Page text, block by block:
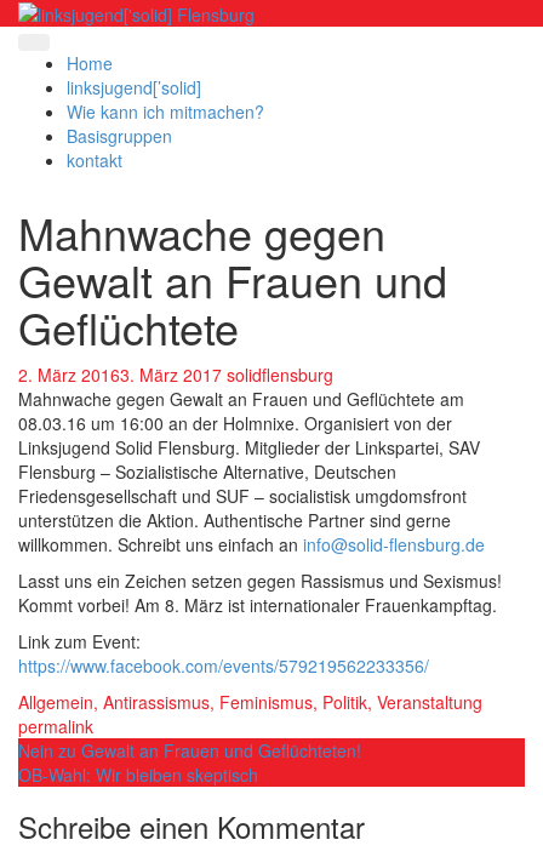
Skip
content
Home
linksjugend[’solid]
Wie kann ich mitmachen?
Basisgruppen
kontakt
Mahnwache gegen
Gewalt an Frauen und
Geflüchtete
2. März 20163. März 2017 solidflensburg
Mahnwache gegen Gewalt an Frauen und Geflüchtete am
08.03.16 um 16:00 an der Holmnixe. Organisiert von der
Linksjugend Solid Flensburg. Mitglieder der Linkspartei, SAV
Flensburg – Sozialistische Alternative, Deutschen
Friedensgesellschaft und SUF – socialistisk umgdomsfront
unterstützen die Aktion. Authentische Partner sind gerne
willkommen. Schreibt uns einfach an info@solid-flensburg.de
Lasst uns ein Zeichen setzen gegen Rassismus und Sexismus!
Kommt vorbei! Am 8. März ist internationaler Frauenkampftag.
Link zum Event:
https://www.facebook.com/events/579219562233356/
Allgemein, Antirassismus, Feminismus, Politik, Veranstaltung
permalink
Post
navigation
Nein zu Gewalt an Frauen und Geflüchteten!
OB-Wahl: Wir bleiben skeptisch
Schreibe einen Kommentar